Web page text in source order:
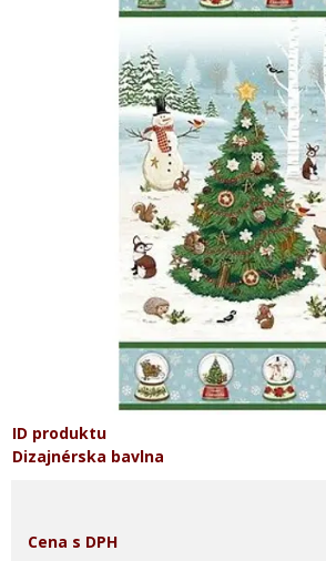
ID produktu
Dizajnérska bavlna
Cena s DPH